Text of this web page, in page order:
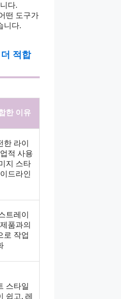
다.
떤 도구가
니다.
적합
한 이유
라이
적 사용
지 스타
드라인
트레이
품과의
로 작업
스타일
쉽고, 레